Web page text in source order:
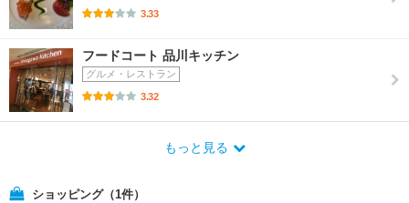
3.33
フードコート 品川キッチン
グルメ・レストラン
3.32
もっと見る
ショッピング（1件）